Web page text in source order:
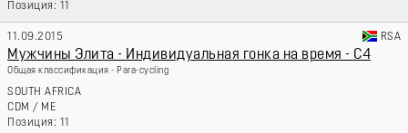
11
11.09.2015 RSA
Мужчины Элита - Индивидуальная гонка на время - C4
Общая классификация - Para-cycling
SOUTH AFRICA
CDM / ME
11